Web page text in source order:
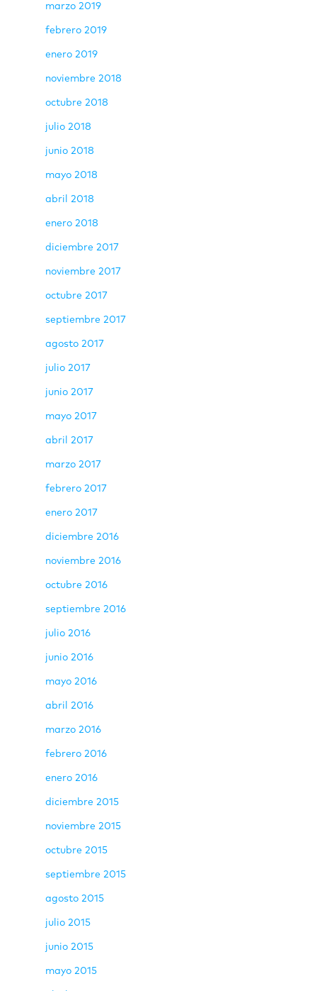
marzo 2019
febrero 2019
enero 2019
noviembre 2018
octubre 2018
julio 2018
junio 2018
mayo 2018
abril 2018
enero 2018
diciembre 2017
noviembre 2017
octubre 2017
septiembre 2017
agosto 2017
julio 2017
junio 2017
mayo 2017
abril 2017
marzo 2017
febrero 2017
enero 2017
diciembre 2016
noviembre 2016
octubre 2016
septiembre 2016
julio 2016
junio 2016
mayo 2016
abril 2016
marzo 2016
febrero 2016
enero 2016
diciembre 2015
noviembre 2015
octubre 2015
septiembre 2015
agosto 2015
julio 2015
junio 2015
mayo 2015